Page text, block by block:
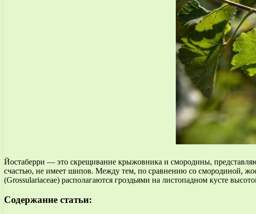
Йостаберри — это скрещивание крыжовника и смородины,
счастью, не имеет шипов. Между тем, по сравнению со смородиной,
(Grossulariaceae) располагаются гроздьями на листопадном кусте
Содержание статьи: